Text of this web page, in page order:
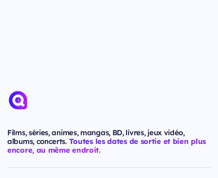
Films, séries, animes, mangas, BD, livres, jeux vidéo,
albums, concerts. Toutes les dates de sortie et bien plus
encore, au même endroit.